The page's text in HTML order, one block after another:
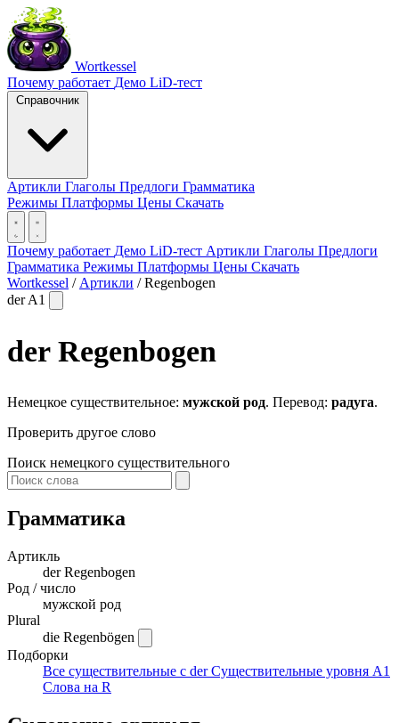
Wortkessel
Почему работает Демо LiD-тест
Справочник
Артикли Глаголы Предлоги Грамматика
Режимы Платформы Цены Скачать
Почему работает Демо LiD-тест Артикли Глаголы Предлоги
Грамматика Режимы Платформы Цены Скачать
Wortkessel / Артикли / Regenbogen
derA1
derRegenbogen
Немецкое существительное: мужской род. Перевод: радуга.
Проверить другое слово
Поиск немецкого существительного
Грамматика
Артикль
derRegenbogen
Род / число
мужской род
Plural
die Regenbögen
Подборки
Все существительные с derСуществительные уровня A1
Слова на R